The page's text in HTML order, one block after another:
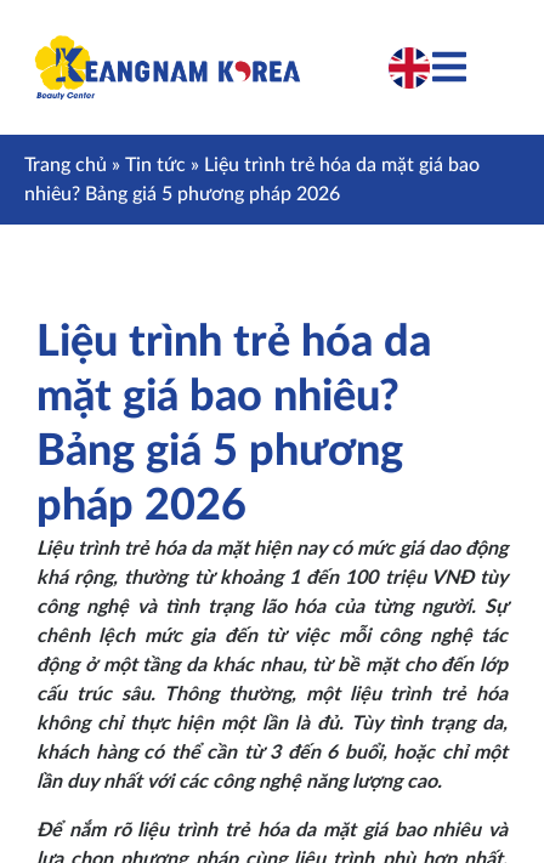
Trang chủ » Tin tức » Liệu trình trẻ hóa da mặt giá bao
nhiêu? Bảng giá 5 phương pháp 2026
Liệu trình trẻ hóa da
mặt giá bao nhiêu?
Bảng giá 5 phương
pháp 2026
Liệu trình trẻ hóa da mặt hiện nay có mức giá dao động
khá rộng, thường từ khoảng 1 đến 100 triệu VNĐ tùy
công nghệ và tình trạng lão hóa của từng người. Sự
chênh lệch mức gia đến từ việc mỗi công nghệ tác
động ở một tầng da khác nhau, từ bề mặt cho đến lớp
cấu trúc sâu. Thông thường, một liệu trình trẻ hóa
không chỉ thực hiện một lần là đủ. Tùy tình trạng da,
khách hàng có thể cần từ 3 đến 6 buổi, hoặc chỉ một
lần duy nhất với các công nghệ năng lượng cao.
Để nắm rõ liệu trình trẻ hóa da mặt giá bao nhiêu và